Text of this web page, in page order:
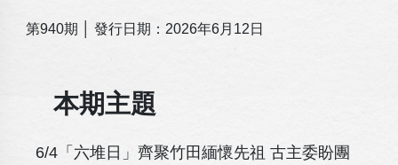
第940期 │ 發行日期：2026年6月12日
本期主題
6/4「六堆日」齊聚竹田緬懷先祖 古主委盼團